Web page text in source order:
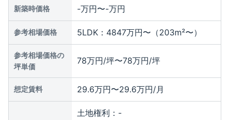
新築時価格 -万円〜-万円
参考相場価格 5LDK：4847万円〜（203m²〜）
参考相場価格の
坪単価
78万円/坪〜78万円/坪
想定賃料 29.6万円〜29.6万円/月
土地権利： -